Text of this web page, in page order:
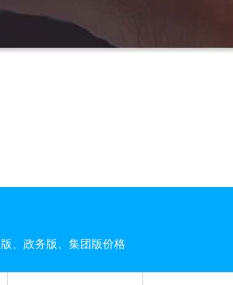
、政务版、集团版价格